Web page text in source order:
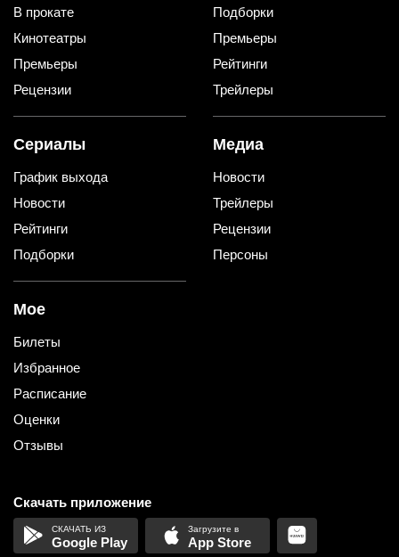
В прокате
Кинотеатры
Премьеры
Рецензии
Подборки
Премьеры
Рейтинги
Трейлеры
Сериалы
График выхода
Новости
Рейтинги
Подборки
Медиа
Новости
Трейлеры
Рецензии
Персоны
Мое
Билеты
Избранное
Расписание
Оценки
Отзывы
Скачать приложение
Google Play App Store